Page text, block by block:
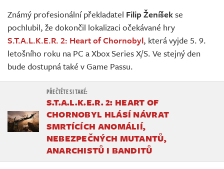
Živě
Známý profesionální překladatel Filip Ženíšekse
pochlubil, že dokončil lokalizaci očekávané hry
S.T.A.L.K.E.R. 2: Heart of Chornobyl, která vyjde 5. 9.
letošního roku na PC a Xbox Series X/S. Ve stejný den
bude dostupná také v Game Passu.
S.T.A.L.K.E.R. 2: HEART OF
CHORNOBYL HLÁSÍ NÁVRAT
SMRTÍCÍCH ANOMÁLIÍ,
NEBEZPEČNÝCH MUTANTŮ,
ANARCHISTŮ I BANDITŮ